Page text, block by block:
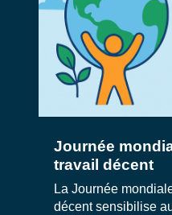
Journée
travail décent
La Journée
décent sensibilise